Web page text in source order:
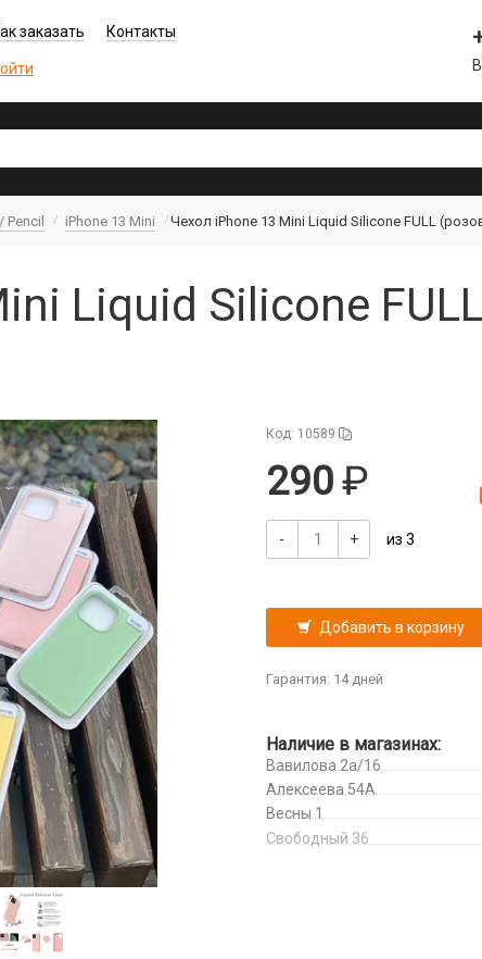
заказать Контакты
iPhone 13 Mini Чехол iPhone 13 Mini Liquid Silicone FULL
Liquid Silicone
Код: 10589
290
- + из 3
Добавить в корзину
Гарантия: 14 дней
Наличие в магазинах:
Вавилова 2а/16
Алексеева 54А
Весны 1
Свободный 36